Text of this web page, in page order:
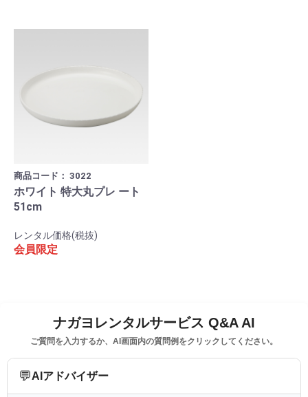
商品コード： 3022
ホワイト 特大丸プレ ート
51cm
レンタル価格(税抜)
会員限定
ナガヨレンタルサービス Q&A AI
ご質問を入力するか、AI画面内の質問例をクリックしてください。
💬AIアドバイザー